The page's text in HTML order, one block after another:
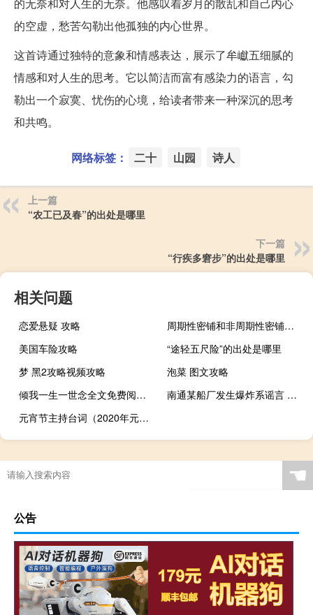
的空虚，愁苦勾勒出他孤独的内心世界。
这首诗通过独特的意象和情感表达，展示了牟巘五细腻的
情感和对人生的思考。它以简洁而富有感染力的语言，勾
勒出一个寂寞、忧伤的心境，给读者带来一种深沉的思考
和共鸣。
网络标签： 二十 山园 诗人
上一篇
“农工已及春”的出处是哪里
下一篇
“行疾多窘步”的出处是哪里
相关问题
恋爱悬疑 攻略
周期性密铺和非周期性密铺区别
美国车险攻略
“途轻五尺险”的出处是哪里
梦 黑2攻略视频攻略
泡菜 图文攻略
倾我一生一世念全文免费阅读（倾我一生一世念）
南通某船厂发生爆炸系谣言 警方：女子为博取关注编造 到底什么情况呢
元宵节主持台词（2020年元宵节主持词）
☚
公告